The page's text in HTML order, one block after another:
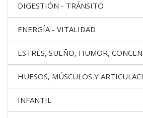
DIGESTIÓN - TRÁNSITO
ENERGÍA - VITALIDAD
ESTRÉS, SUEÑO, HUMOR,
HUESOS, MÚSCULOS Y
INFANTIL